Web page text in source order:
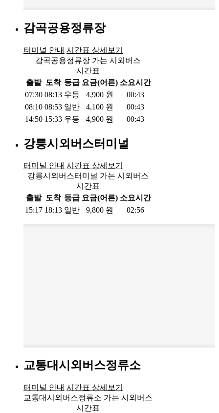
감곡공용정류장
터미널 안내 시간표 상세보기
감곡공용정류장 가는 시외버스
시간표
출발 도착 등급 요금(어른) 소요시간
07:30 08:13 우등 4,900 원
00:43
08:10 08:53 일반 4,100 원
00:43
14:50 15:33 우등 4,900 원 00:43
강릉시외버스터미널
터미널 안내 시간표 상세보기
강릉시외버스터미널 가는 시외버스
시간표
출발 도착 등급 요금(어른) 소요시간
15:17 18:13 일반 9,800 원 02:56
교통대시외버스정류소
터미널 안내 시간표 상세보기
교통대시외버스정류소 가는 시외버스
시간표